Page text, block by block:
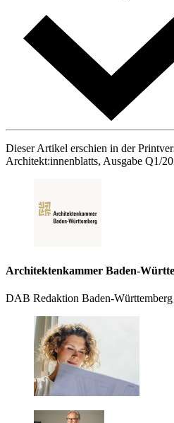
Dieser Artikel erschien in der
Architekt:innenblatts, Ausgabe Q1/
Architektenkammer Baden-
DAB Redaktion Baden-Württemberg